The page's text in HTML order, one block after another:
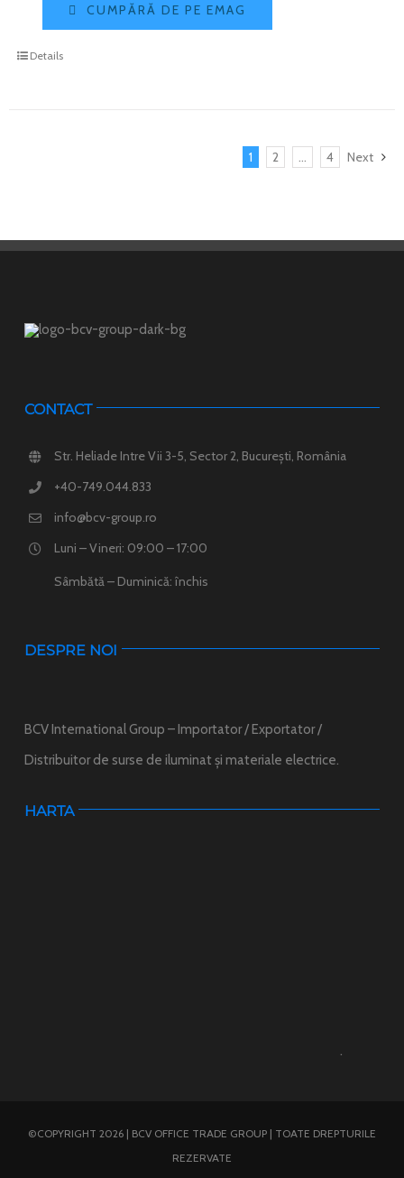
CUMPĂRĂ DE PE EMAG
Details
1 2 4 Next
DESPRE NOI
BCV International Group – Importator / Exportator /
Distribuitor de surse de iluminat și materiale electrice.
CONTACT
Str. Heliade Intre Vii 3-5, Sector 2, București, România
+40-749.044.833
info@bcv-group.ro
Luni – Vineri: 09:00 – 17:00
Sâmbătă – Duminică: închis
HARTA
.
©COPYRIGHT 2026 | BCV OFFICE TRADE GROUP | TOATE DREPTURILE
REZERVATE